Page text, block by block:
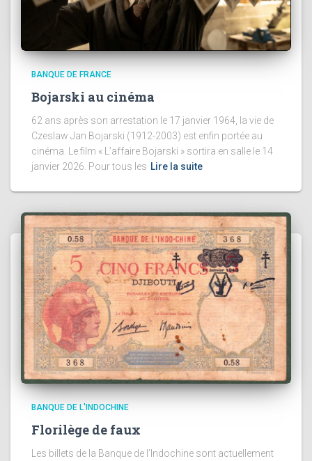
BANQUE DE FRANCE
Bojarski au cinéma
62 ans après son arrestation le 17 janvier 1964, la vie de
Czeslaw Jan Bojarski (1912-2003) est enfin portée au
cinéma. Le film « L’affaire Bojarski » sortira en salle le 14
janvier 2026. Pour tous les Lire la suite
BANQUE DE L'INDOCHINE
Florilège de faux
Les billets de la Banque de l’Indochine sont actuellement